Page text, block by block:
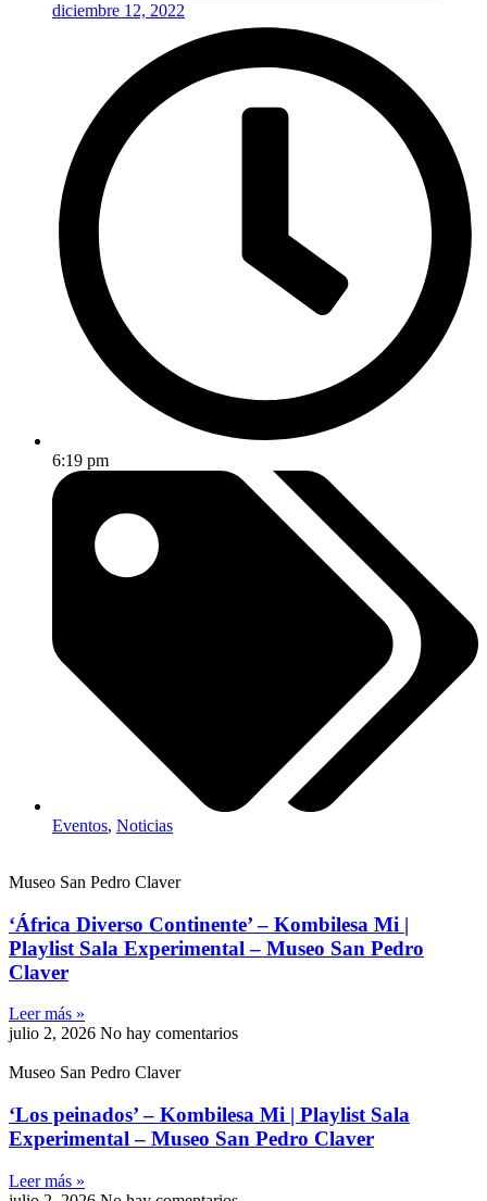
diciembre 12, 2022
6:19 pm
Eventos, Noticias
Museo San Pedro Claver
‘África Diverso Continente’ – Kombilesa Mi |
Playlist Sala Experimental – Museo San Pedro
Claver
Leer más »
julio 2, 2026 No hay comentarios
Museo San Pedro Claver
‘Los peinados’ – Kombilesa Mi | Playlist Sala
Experimental – Museo San Pedro Claver
Leer más »